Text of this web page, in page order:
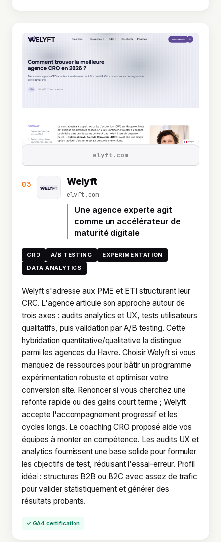
03 Welyft
elyft.com
Une agence experte agit
comme un accélérateur de
maturité digitale
CRO A/B TESTING
EXPERIMENTATION
DATA ANALYTICS
Welyft s'adresse aux PME et ETI structurant leur
CRO. L'agence articule son approche autour de
trois axes : audits analytics et UX, tests utilisateurs
qualitatifs, puis validation par A/B testing. Cette
hybridation quantitative/qualitative la distingue
parmi les agences du Havre. Choisir Welyft si vous
manquez de ressources pour bâtir un programme
expérimentation robuste et optimiser votre
conversion site. Renoncer si vous cherchez une
refonte rapide ou des gains court terme ; Welyft
accepte l'accompagnement progressif et les
cycles longs. Le coaching CRO proposé aide vos
équipes à monter en compétence. Les audits UX et
analytics fournissent une base solide pour formuler
les objectifs de test, réduisant l'essai-erreur. Profil
idéal : structures B2B ou B2C avec assez de trafic
pour valider statistiquement et générer des
résultats probants.
✓ GA4 certification
elyft.com